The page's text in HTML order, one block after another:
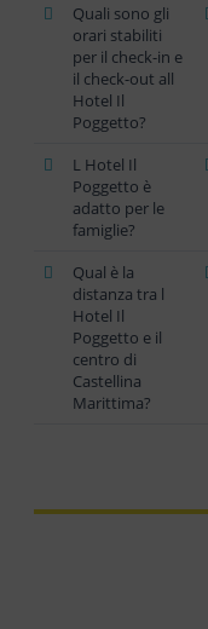
Quali sono gli
orari stabiliti
per il check-in e
il check-out all
Hotel Il
Poggetto?
L Hotel Il
Poggetto è
adatto per le
famiglie?
Qual è la
distanza tra l
Hotel Il
Poggetto e il
centro di
Castellina
Marittima?